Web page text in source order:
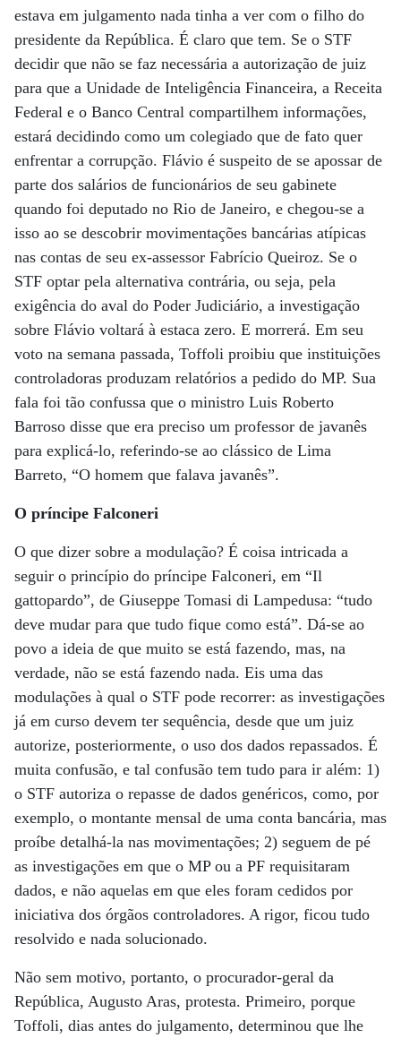
estava em julgamento nada tinha a ver com o filho do
presidente da República. É claro que tem. Se o STF
decidir que não se faz necessária a autorização de juiz
para que a Unidade de Inteligência Financeira, a Receita
Federal e o Banco Central compartilhem informações,
estará decidindo como um colegiado que de fato quer
enfrentar a corrupção. Flávio é suspeito de se apossar de
parte dos salários de funcionários de seu gabinete
quando foi deputado no Rio de Janeiro, e chegou-se a
isso ao se descobrir movimentações bancárias atípicas
nas contas de seu ex-assessor Fabrício Queiroz. Se o
STF optar pela alternativa contrária, ou seja, pela
exigência do aval do Poder Judiciário, a investigação
sobre Flávio voltará à estaca zero. E morrerá. Em seu
voto na semana passada, Toffoli proibiu que instituições
controladoras produzam relatórios a pedido do MP. Sua
fala foi tão confussa que o ministro Luis Roberto
Barroso disse que era preciso um professor de javanês
para explicá-lo, referindo-se ao clássico de Lima
Barreto, “O homem que falava javanês”.
O príncipe Falconeri
O que dizer sobre a modulação? É coisa intricada a
seguir o princípio do príncipe Falconeri, em “Il
gattopardo”, de Giuseppe Tomasi di Lampedusa: “tudo
deve mudar para que tudo fique como está”. Dá-se ao
povo a ideia de que muito se está fazendo, mas, na
verdade, não se está fazendo nada. Eis uma das
modulações à qual o STF pode recorrer: as investigações
já em curso devem ter sequência, desde que um juiz
autorize, posteriormente, o uso dos dados repassados. É
muita confusão, e tal confusão tem tudo para ir além: 1)
o STF autoriza o repasse de dados genéricos, como, por
exemplo, o montante mensal de uma conta bancária, mas
proíbe detalhá-la nas movimentações; 2) seguem de pé
as investigações em que o MP ou a PF requisitaram
dados, e não aquelas em que eles foram cedidos por
iniciativa dos órgãos controladores. A rigor, ficou tudo
resolvido e nada solucionado.
Não sem motivo, portanto, o procurador-geral da
República, Augusto Aras, protesta. Primeiro, porque
Toffoli, dias antes do julgamento, determinou que lhe